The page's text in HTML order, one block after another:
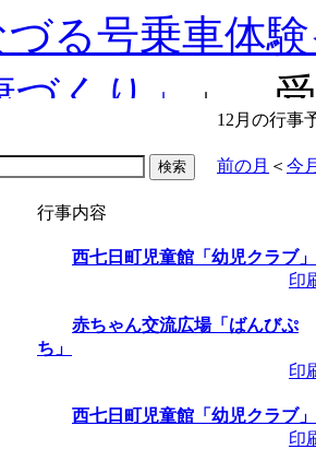
る号乗車体
づくり」
」 受
交流広場「
07/09～
のこびる塾
付期間：～
て講座「ばん
10～2026/08/
12月の行事
前の月 ＜ 今
行事内容
西七日町児童館「幼児クラブ」
印
赤ちゃん交流広場「ばんびぷ
ち」
印
西七日町児童館「幼児クラブ」
印